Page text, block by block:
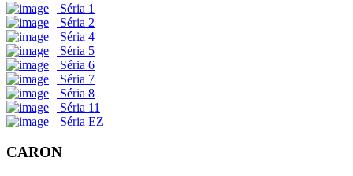
Séria 1
Séria 2
Séria 4
Séria 5
Séria 6
Séria 7
Séria 8
Séria 11
Séria EZ
CARON